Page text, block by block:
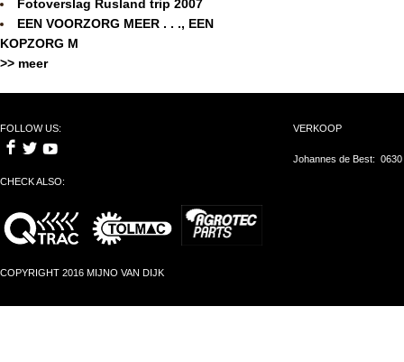
Fotoverslag Rusland trip 2007
EEN VOORZORG MEER . . ., EEN
KOPZORG M
>> meer
FOLLOW US:
CHECK ALSO:
COPYRIGHT 2016 MIJNO VAN DIJK
VERKOOP
Johannes de Best: 0630